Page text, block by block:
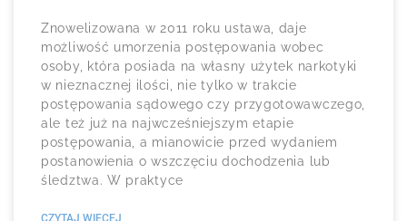
Znowelizowana w 2011 roku ustawa, daje
możliwość umorzenia postępowania wobec
osoby, która posiada na własny użytek narkotyki
w nieznacznej ilości, nie tylko w trakcie
postępowania sądowego czy przygotowawczego,
ale też już na najwcześniejszym etapie
postępowania, a mianowicie przed wydaniem
postanowienia o wszczęciu dochodzenia lub
śledztwa. W praktyce
CZYTAJ WIĘCEJ